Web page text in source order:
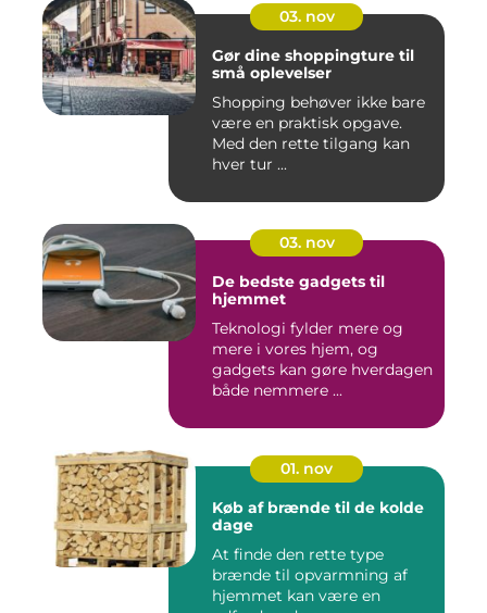
03. nov
Gør dine shoppingture til
små oplevelser
Shopping behøver ikke bare
være en praktisk opgave.
Med den rette tilgang kan
hver tur ...
03. nov
De bedste gadgets til
hjemmet
Teknologi fylder mere og
mere i vores hjem, og
gadgets kan gøre hverdagen
både nemmere ...
01. nov
Køb af brænde til de kolde
dage
At finde den rette type
brænde til opvarmning af
hjemmet kan være en